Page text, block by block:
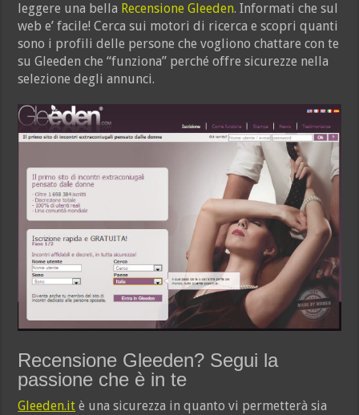
leggere una bella Recensione Gleeden. Informati che sul
web e’ facile! Cerca sui motori di ricerca e scopri quanti
sono i profili delle persone che vogliono chattare con te
su Gleeden che “funziona” perché offre sicurezze nella
selezione degli annunci.
Recensione Gleeden? Segui la
passione che è in te
Gleeden.it è una sicurezza in quanto vi permetterà sia